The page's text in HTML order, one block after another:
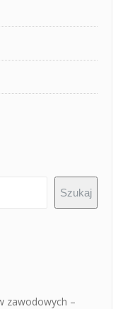
Szukaj
zawodowych –